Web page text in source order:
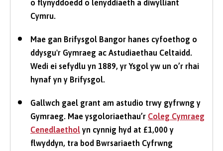
o flynyddoedd o lenyddiaeth a diwylliant
Cymru.
Mae gan Brifysgol Bangor hanes cyfoethog o
ddysgu'r Gymraeg ac Astudiaethau Celtaidd.
Wedi ei sefydlu yn 1889, yr Ysgol yw un o’r rhai
hynaf yn y Brifysgol.
Gallwch gael grant am astudio trwy gyfrwng y
Gymraeg. Mae ysgoloriaethau’r Coleg Cymraeg
Cenedlaethol yn cynnig hyd at £1,000 y
flwyddyn, tra bod Bwrsariaeth Cyfrwng